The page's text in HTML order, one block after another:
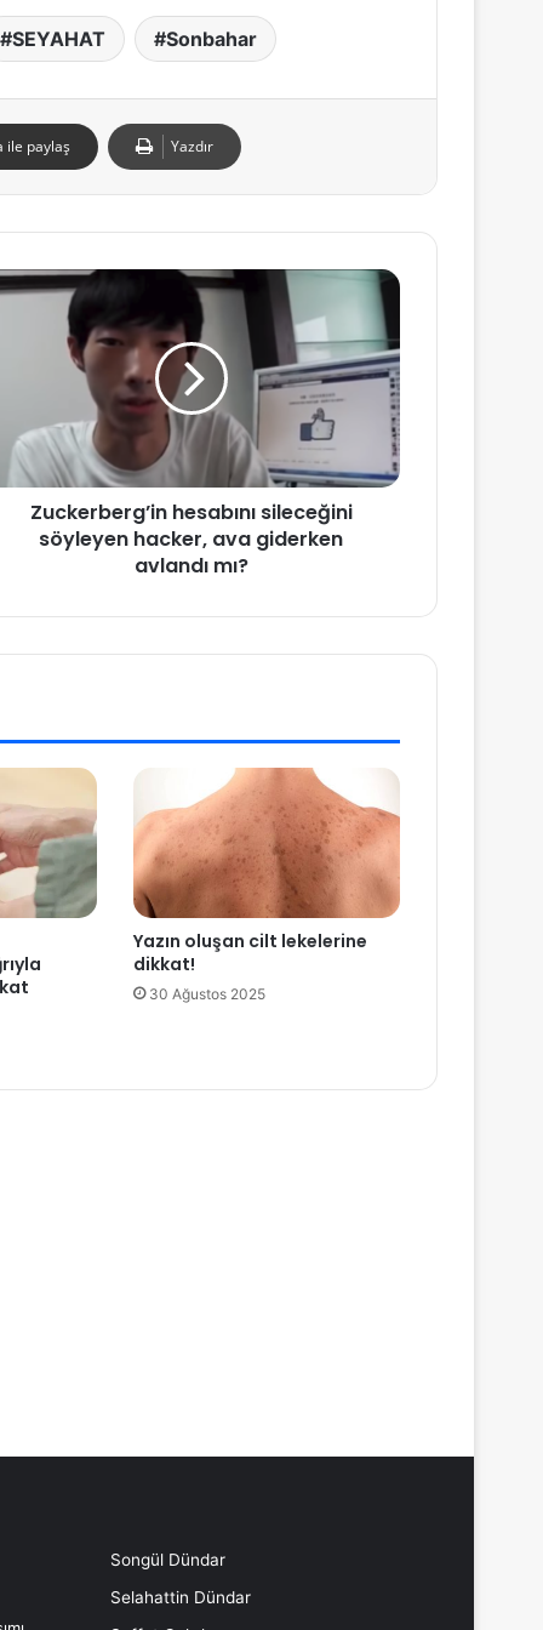
SEYAHAT Sonbahar
ile paylaş Yazdır
Zuckerberg’in hesabını sileceğini
söyleyen hacker, ava giderken
avlandı mı?
Yazın oluşan cilt lekelerine
dikkat!
30 Ağustos 2025
Songül Dündar
Selahattin Dündar